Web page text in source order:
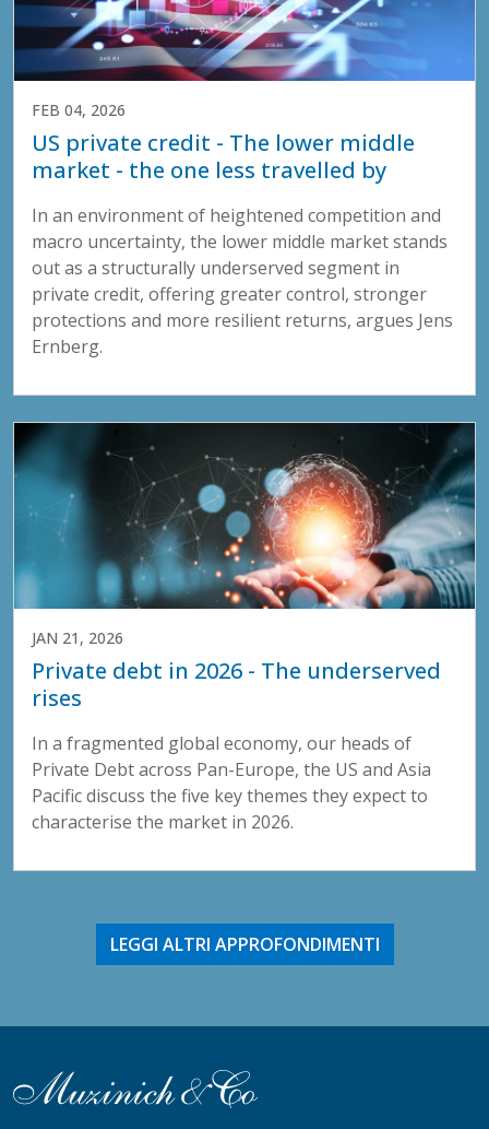
FEB 04, 2026
US private credit - The lower middle
market - the one less travelled by
In an environment of heightened competition and
macro uncertainty, the lower middle market stands
out as a structurally underserved segment in
private credit, offering greater control, stronger
protections and more resilient returns, argues Jens
Ernberg.
JAN 21, 2026
Private debt in 2026 - The underserved
rises
In a fragmented global economy, our heads of
Private Debt across Pan-Europe, the US and Asia
Pacific discuss the five key themes they expect to
characterise the market in 2026.
LEGGI ALTRI APPROFONDIMENTI